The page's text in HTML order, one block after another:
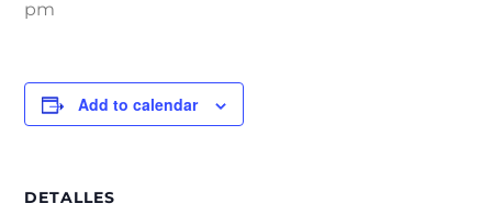
pm
Add to calendar
DETALLES